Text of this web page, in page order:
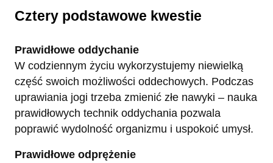
Cztery podstawowe kwestie
Prawidłowe oddychanie
W codziennym życiu wykorzystujemy niewielką
część swoich możliwości oddechowych. Podczas
uprawiania jogi trzeba zmienić złe nawyki – nauka
prawidłowych technik oddychania pozwala
poprawić wydolność organizmu i uspokoić umysł.
Prawidłowe odprężenie